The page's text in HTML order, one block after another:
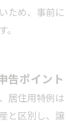
ため、事前に
告ポイント
居住用特例は
と区別し、譲